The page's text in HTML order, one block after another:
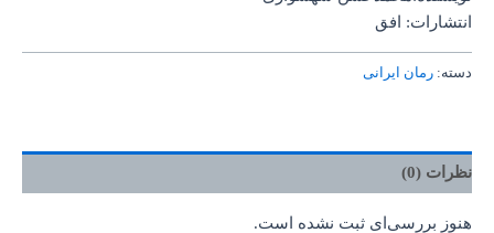
انتشارات: افق
دسته: رمان ایرانی
نظرات (0)
هنوز بررسی‌ای ثبت نشده است.